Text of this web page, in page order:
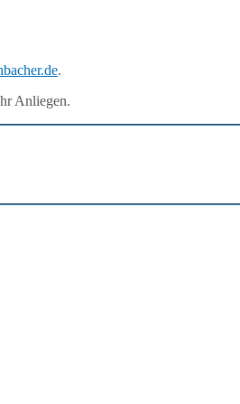
.
Anliegen.